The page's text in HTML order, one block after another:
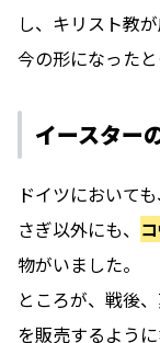
し、キリスト教
今の形になったと
イースター
ドイツにおいて
さぎ以外にも、
物がいました。
ところが、戦後
を販売するよう